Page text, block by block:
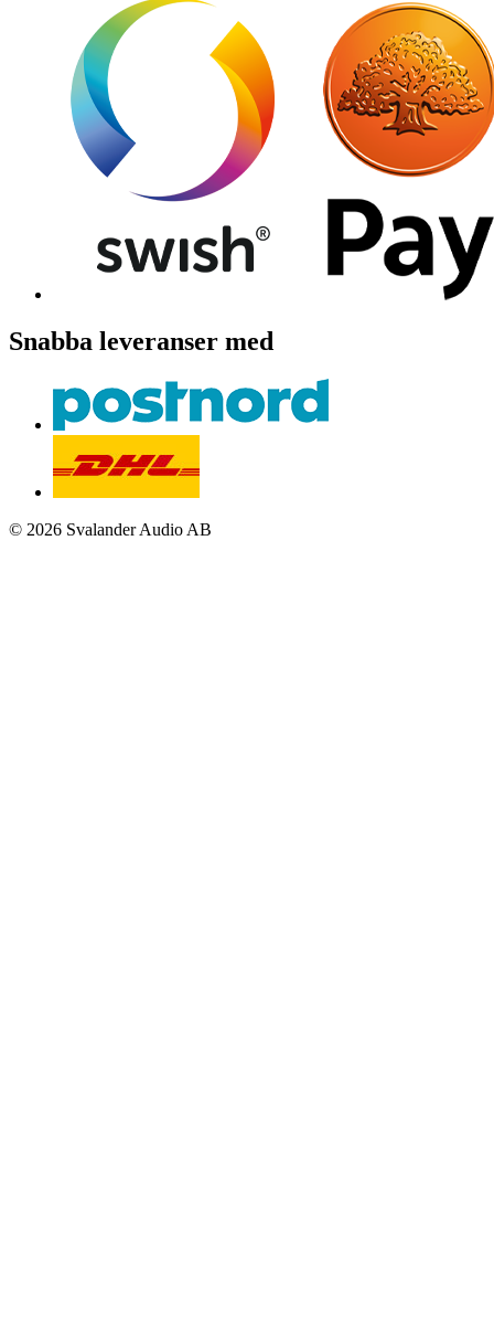
Snabba leveranser med
© 2026 Svalander Audio AB